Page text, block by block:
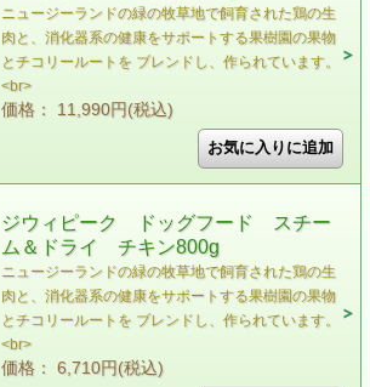
ニュージーランドの緑の牧草地で飼育された鶏の生
肉と、消化器系の健康をサポートする果樹園の果物
とチコリールートを ブレンドし、作られています。
<br>
価格： 11,990円(税込)
ジウィピーク ドッグフード スチー
ム＆ドライ チキン800g
ニュージーランドの緑の牧草地で飼育された鶏の⽣
⾁と、消化器系の健康をサポートする果樹園の果物
とチコリールートを ブレンドし、作られています。
<br>
価格： 6,710円(税込)